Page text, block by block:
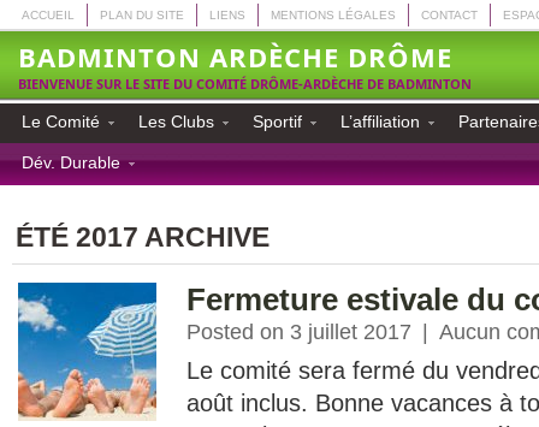
ACCUEIL PLAN DU SITE LIENS MENTIONS LÉGALES CONTACT
BADMINTON ARDÈCHE DRÔME
BIENVENUE SUR LE SITE DU COMITÉ DRÔME-ARDÈCHE DE BADMINTON
Le Comité Les Clubs Sportif L’affiliation
Dév. Durable
ÉTÉ 2017 ARCHIVE
Fermeture estivale du
Posted on 3 juillet 2017 Aucun
Le comité sera fermé du
août inclus. Bonne vacances à